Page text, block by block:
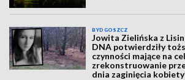
BYDGOSZCZ
Jowita Zielińska z
DNA potwierdziły
czynności mające na
zrekonstruowanie
dnia zaginięcia